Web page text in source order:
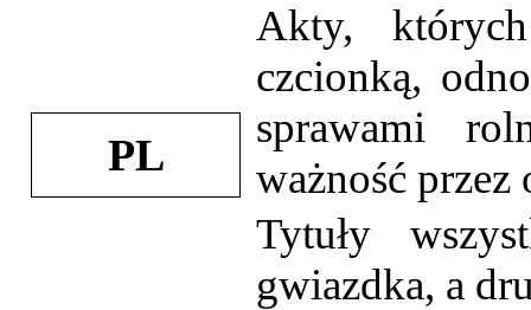
PL
Akty,
czcionką,
sprawami
ważność przez
Tytuły
gwiazdka, a